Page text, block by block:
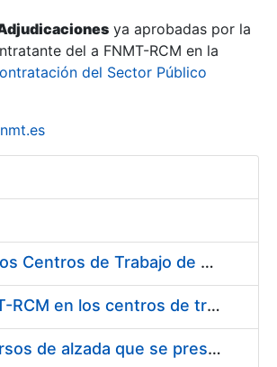
ya aprobadas por la
del a FNMT-RCM en la
del Sector Público
Suministro de Protectores Auditivos a medida para las personas trabajadoras de los Centros de Trabajo de Madrid y Burgos
Suministro de gafas graduadas antiproyecciones para los trabajadores de la FNMT-RCM en los centros de trabajo de Madrid y Burgos
Servicios de una empresa externa para el asesoramiento y resolución de los recursos de alzada que se presentan relacionados con procesos de selección para la FNMT-RCM